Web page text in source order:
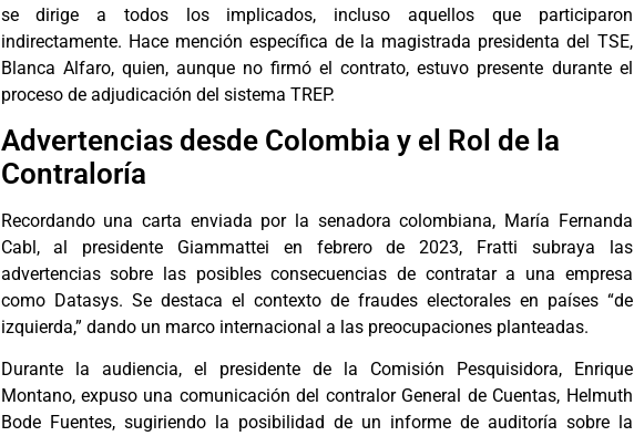
se dirige a todos los implicados, incluso aquellos que participaron
indirectamente. Hace mención específica de la magistrada presidenta del TSE,
Blanca Alfaro, quien, aunque no firmó el contrato, estuvo presente durante el
proceso de adjudicación del sistema TREP.
Advertencias desde Colombia y el Rol de la
Contraloría
Recordando una carta enviada por la senadora colombiana, María Fernanda
Cabl, al presidente Giammattei en febrero de 2023, Fratti subraya las
advertencias sobre las posibles consecuencias de contratar a una empresa
como Datasys. Se destaca el contexto de fraudes electorales en países “de
izquierda,” dando un marco internacional a las preocupaciones planteadas.
Durante la audiencia, el presidente de la Comisión Pesquisidora, Enrique
Montano, expuso una comunicación del contralor General de Cuentas, Helmuth
Bode Fuentes, sugiriendo la posibilidad de un informe de auditoría sobre la